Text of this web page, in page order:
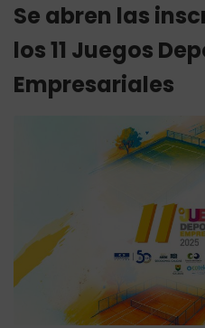
Se abren las
los 11 Juegos
Empresariales